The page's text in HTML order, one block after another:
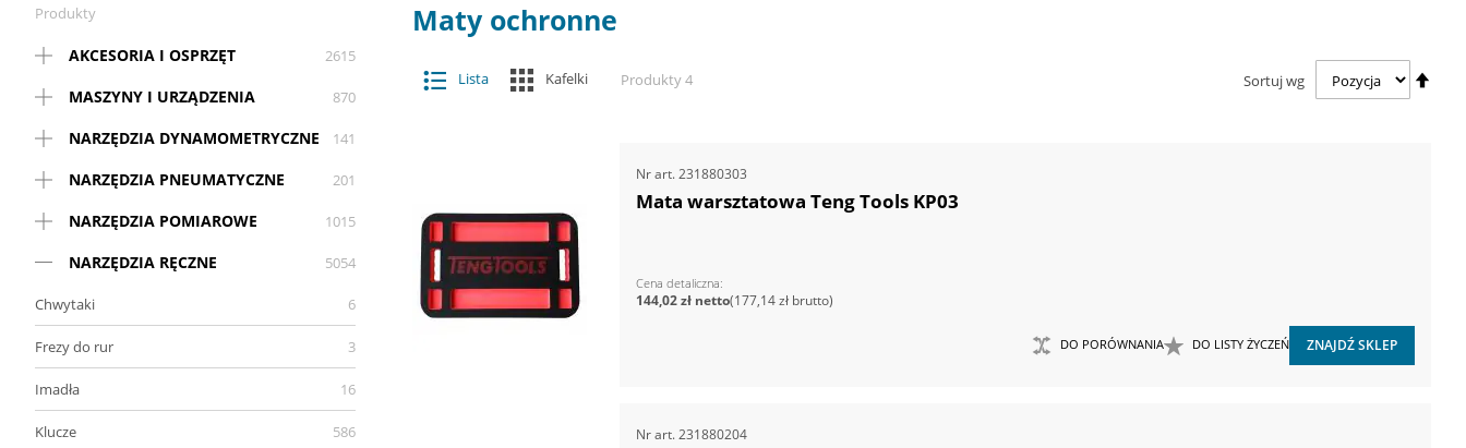
Maty ochronne
Zobacz
jako
Lista Kafelki Produkty4 Sortuj wg
Nr art. 231880303
Mata warsztatowa Teng Tools KP03
Cena detaliczna
177,14 zł
144,02 zł
DO LISTY ŻYCZEŃ
DO PORÓWNANIA ZNAJDŹ SKLEP
Nr art. 231880204
Produkty
AKCESORIA I OSPRZĘT 2615
MASZYNY I URZĄDZENIA 870
NARZĘDZIA DYNAMOMETRYCZNE 141
NARZĘDZIA PNEUMATYCZNE 201
NARZĘDZIA POMIAROWE 1015
NARZĘDZIA RĘCZNE 5054
Chwytaki 6
Frezy do rur 3
Imadła 16
Klucze 586